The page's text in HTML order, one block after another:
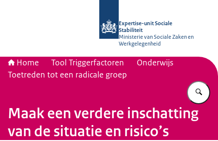
Expertise-unit Sociale
Stabiliteit
Ministerie van Sociale Zaken en
Werkgelegenheid
Home Tool Triggerfactoren
Onderwijs
Toetreden tot een radicale groep
Maak een verdere inschatting
van de situatie en risico’s